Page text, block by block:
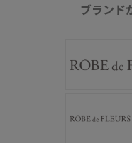
ブランド